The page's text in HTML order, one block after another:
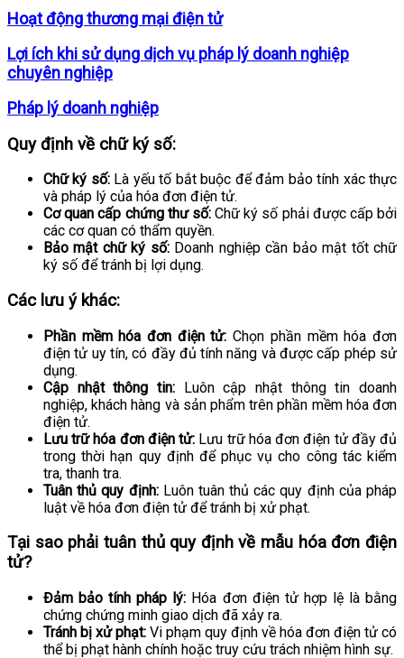
Hoạt động thương mại điện tử
Lợi ích khi sử dụng dịch vụ pháp lý doanh nghiệp
chuyên nghiệp
Pháp lý doanh nghiệp
Quy định về chữ ký số:
Chữ ký số:Là yếu tố bắt buộc để đảm bảo tính xác thực
và pháp lý của hóa đơn điện tử.
Cơ quan cấp chứng thư số:Chữ ký số phải được cấp bởi
các cơ quan có thẩm quyền.
Bảo mật chữ ký số:Doanh nghiệp cần bảo mật tốt chữ
ký số để tránh bị lợi dụng.
Các lưu ý khác:
Phần mềm hóa đơn điện tử: Chọn phần mềm hóa đơn
điện tử uy tín, có đầy đủ tính năng và được cấp phép sử
dụng.
Cập nhật thông tin: Luôn cập nhật thông tin doanh
nghiệp, khách hàng và sản phẩm trên phần mềm hóa đơn
điện tử.
Lưu trữ hóa đơn điện tử: Lưu trữ hóa đơn điện tử đầy đủ
trong thời hạn quy định để phục vụ cho công tác kiểm
tra, thanh tra.
Tuân thủ quy định:Luôn tuân thủ các quy định của pháp
luật về hóa đơn điện tử để tránh bị xử phạt.
Tại sao phải tuân thủ quy định về mẫu hóa đơn điện
tử?
Đảm bảo tính pháp lý: Hóa đơn điện tử hợp lệ là bằng
chứng chứng minh giao dịch đã xảy ra.
Tránh bị xử phạt: Vi phạm quy định về hóa đơn điện tử có
thể bị phạt hành chính hoặc truy cứu trách nhiệm hình sự.